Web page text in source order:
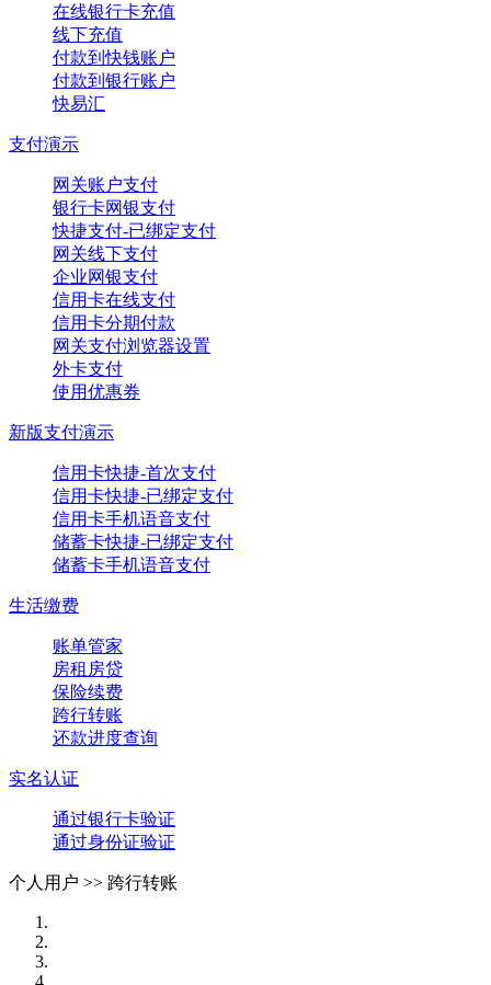
在线银行卡充值
线下充值
付款到快钱账户
付款到银行账户
快易汇
支付演示
网关账户支付
银行卡网银支付
快捷支付-已绑定支付
网关线下支付
企业网银支付
信用卡在线支付
信用卡分期付款
网关支付浏览器设置
外卡支付
使用优惠券
新版支付演示
信用卡快捷-首次支付
信用卡快捷-已绑定支付
信用卡手机语音支付
储蓄卡快捷-已绑定支付
储蓄卡手机语音支付
生活缴费
账单管家
房租房贷
保险续费
跨行转账
还款进度查询
实名认证
通过银行卡验证
通过身份证验证
个人用户 >> 跨行转账